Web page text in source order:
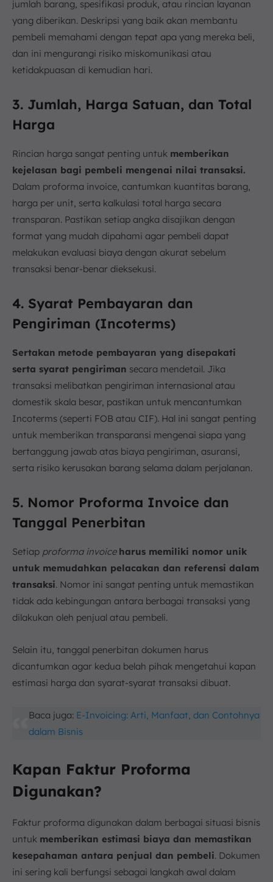
jumlah barang, spesifikasi produk, atau rincian layanan
yang diberikan. Deskripsi yang baik akan membantu
pembeli memahami dengan tepat apa yang mereka beli,
dan ini mengurangi risiko miskomunikasi atau
ketidakpuasan di kemudian hari.
3. Jumlah, Harga Satuan, dan Total
Harga
Rincian harga sangat penting untuk memberikan
kejelasan bagi pembeli mengenai nilai transaksi.
Dalam proforma invoice, cantumkan kuantitas barang,
harga per unit, serta kalkulasi total harga secara
transparan. Pastikan setiap angka disajikan dengan
format yang mudah dipahami agar pembeli dapat
melakukan evaluasi biaya dengan akurat sebelum
transaksi benar-benar dieksekusi.
4. Syarat Pembayaran dan
Pengiriman (Incoterms)
Sertakan metode pembayaran yang disepakati
serta syarat pengiriman secara mendetail. Jika
transaksi melibatkan pengiriman internasional atau
domestik skala besar, pastikan untuk mencantumkan
Incoterms (seperti FOB atau CIF). Hal ini sangat penting
untuk memberikan transparansi mengenai siapa yang
bertanggung jawab atas biaya pengiriman, asuransi,
serta risiko kerusakan barang selama dalam perjalanan.
5. Nomor Proforma Invoice dan
Tanggal Penerbitan
Setiap proforma invoice harus memiliki nomor unik
untuk memudahkan pelacakan dan referensi dalam
transaksi. Nomor ini sangat penting untuk memastikan
tidak ada kebingungan antara berbagai transaksi yang
dilakukan oleh penjual atau pembeli.
Selain itu, tanggal penerbitan dokumen harus
dicantumkan agar kedua belah pihak mengetahui kapan
estimasi harga dan syarat-syarat transaksi dibuat.
Baca juga: E-Invoicing: Arti, Manfaat, dan Contohnya
dalam Bisnis
Kapan Faktur Proforma
Digunakan?
Faktur proforma digunakan dalam berbagai situasi bisnis
untuk memberikan estimasi biaya dan memastikan
kesepahaman antara penjual dan pembeli. Dokumen
ini sering kali berfungsi sebagai langkah awal dalam